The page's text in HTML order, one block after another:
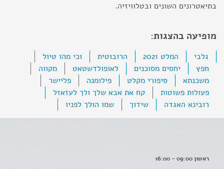
בתיאטרונים השונים ובטלוויזיה.
מופיעה בהצגות:
גלבי המלט 2021 הרובוטית
וכי מהו טיול
חפץ
יחסים מסוכנים לאופולדשטאט
מקווה
משכנתא
סיפורי מקלט פילומנה
פליישר
פעולות פשוטות
קח את אבא שלך ולך לעזאזל
רובינא האגדה
שידוך שמו הולך לפניו
ראשון 09:00 - 16:00